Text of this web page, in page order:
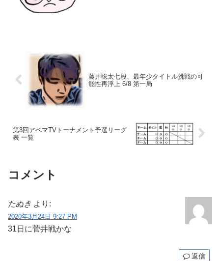
藤井聡太七段、最年少タイトル挑戦の可
能性再浮上 6/8 第一局
第3回アベマTVトーナメント予選リーグ
表 一覧
コメント
たぬき より:
2020年3月24日 9:27 PM
31日に菅井戦かな
返信